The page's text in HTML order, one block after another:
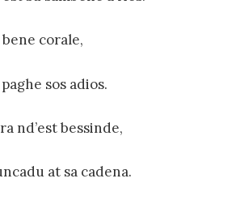
corale,
sos adios.
nd’est bessinde,
at sa cadena.